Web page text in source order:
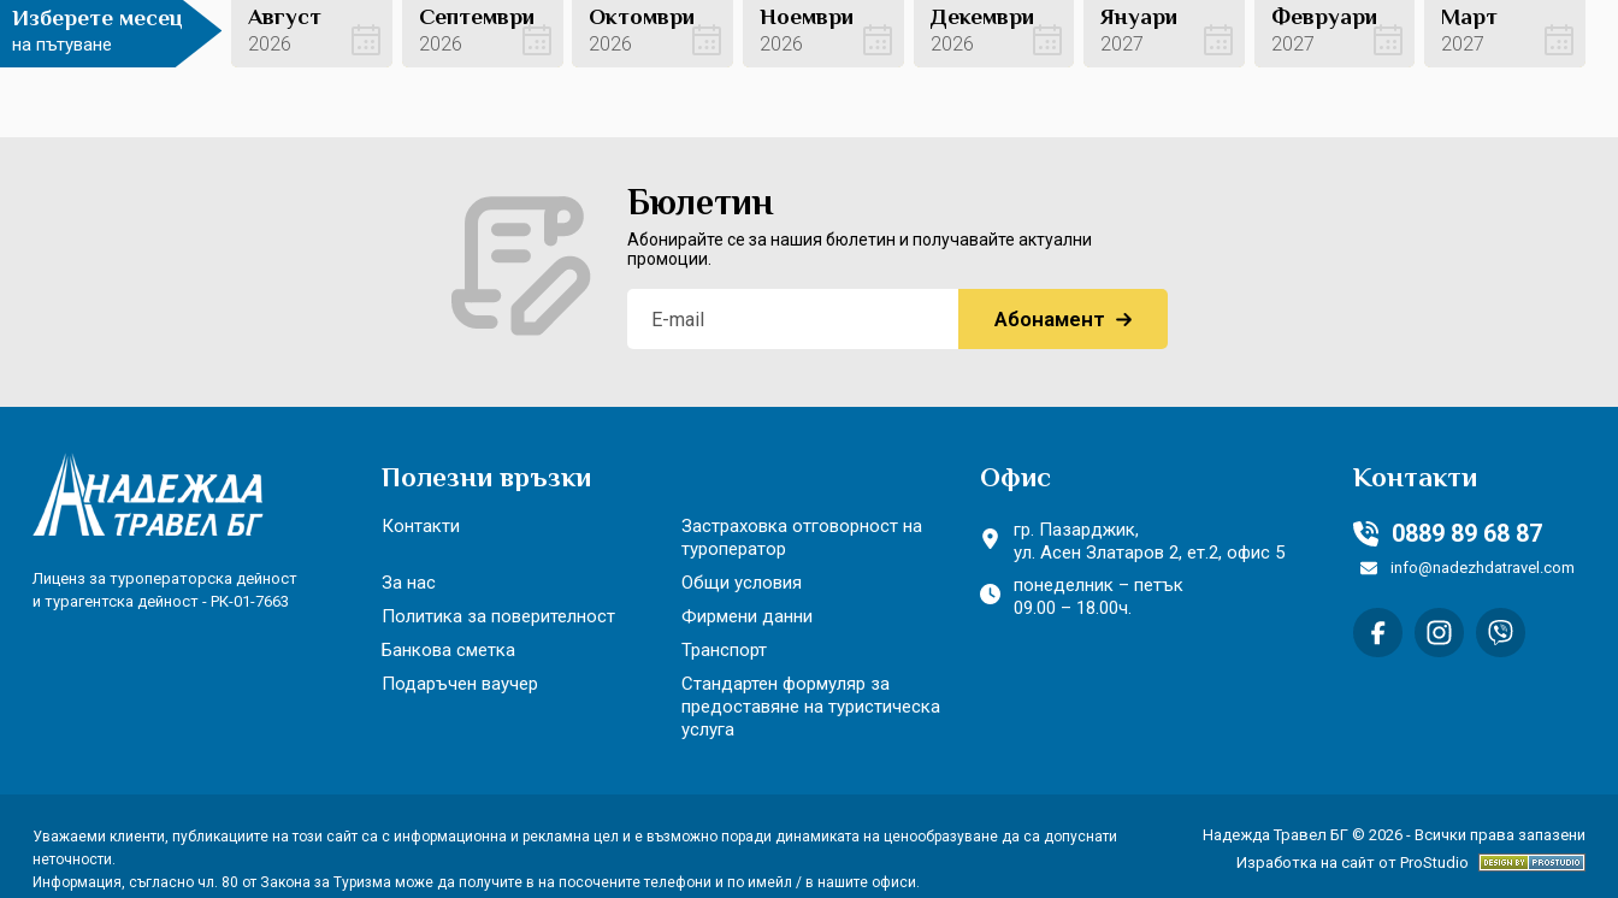
Изберете месец
на пътуване
Август
2026
Вижте оферти
Септември
2026
Вижте оферти
Октомври
2026
Вижте оферти
Ноември
2026
Вижте оферти
Декември
2026
Вижте оферти
Януари
2027
Вижте оферти
Февруари
2027
Вижте оферти
Март
2027
Вижте оферти
Бюлетин
Абонирайте се за нашия бюлетин и получавайте актуални
промоции.
Лиценз за туроператорска дейност
и турагентска дейност - РК-01-7663
Полезни връзки
Контакти
Застраховка отговорност на
туроператор
За нас
Общи условия
Политика за поверителност
Фирмени данни
Банкова сметка
Транспорт
Подаръчен ваучер
Стандартен формуляр за
предоставяне на туристическа
услуга
Офис
гр. Пазарджик,
ул. Асен Златаров 2, ет.2, офис 5
понеделник – петък
09.00 – 18.00ч.
Контакти
0889 89 68 87
info@nadezhdatravel.com
Уважаеми клиенти, публикациите на този сайт са с информационна и рекламна цел и е възможно поради динамиката на ценообразуване да са допуснати
неточности.
Информация, съгласно чл. 80 от Закона за Туризма може да получите в на посочените телефони и по имейл / в нашите офиси.
Надежда Травел БГ © 2026 - Всички права запазени
Изработка на сайт от ProStudio